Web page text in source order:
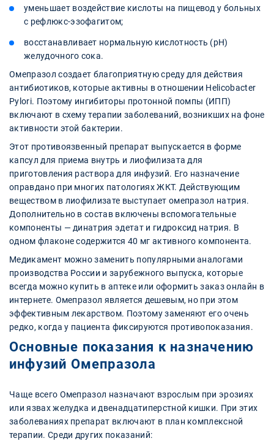
уменьшает воздействие кислоты на пищевод у больных
с рефлюкс-эзофагитом;
восстанавливает нормальную кислотность (pH)
желудочного сока.
Омепразол создает благоприятную среду для действия
антибиотиков, которые активны в отношении Helicobacter
Pylori. Поэтому ингибиторы протонной помпы (ИПП)
включают в схему терапии заболеваний, возникших на фоне
активности этой бактерии.
Этот противоязвенный препарат выпускается в форме
капсул для приема внутрь и лиофилизата для
приготовления раствора для инфузий. Его назначение
оправдано при многих патологиях ЖКТ. Действующим
веществом в лиофилизате выступает омепразол натрия.
Дополнительно в состав включены вспомогательные
компоненты — динатрия эдетат и гидроксид натрия. В
одном флаконе содержится 40 мг активного компонента.
Медикамент можно заменить популярными аналогами
производства России и зарубежного выпуска, которые
всегда можно купить в аптеке или оформить заказ онлайн в
интернете. Омепразол является дешевым, но при этом
эффективным лекарством. Поэтому заменяют его очень
редко, когда у пациента фиксируются противопоказания.
Основные показания к назначению
инфузий Омепразола
Чаще всего Омепразол назначают взрослым при эрозиях
или язвах желудка и двенадцатиперстной кишки. При этих
заболеваниях препарат включают в план комплексной
терапии. Среди других показаний: